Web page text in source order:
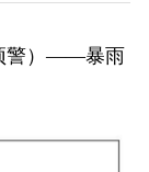
警）——暴雨